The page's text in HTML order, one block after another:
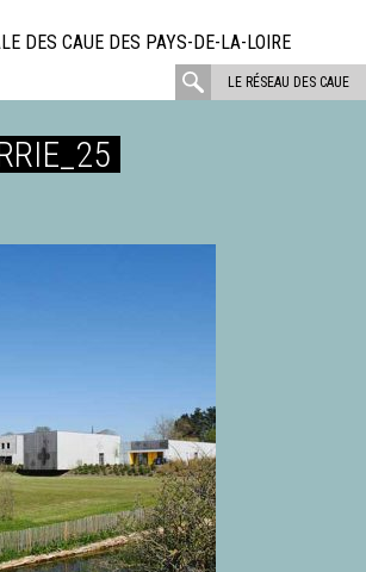
DES CAUE DES PAYS-DE-LA-LOIRE
LE RÉSEAU DES CAUE
rechercher
: